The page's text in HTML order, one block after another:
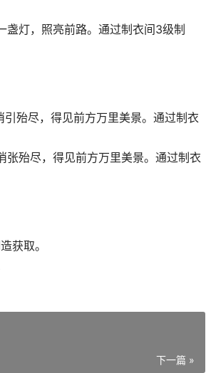
灯，照亮前路。通过制衣间3级制
殆尽，得见前方万里美景。通过制衣
殆尽，得见前方万里美景。通过制衣
获取。
下一篇 »